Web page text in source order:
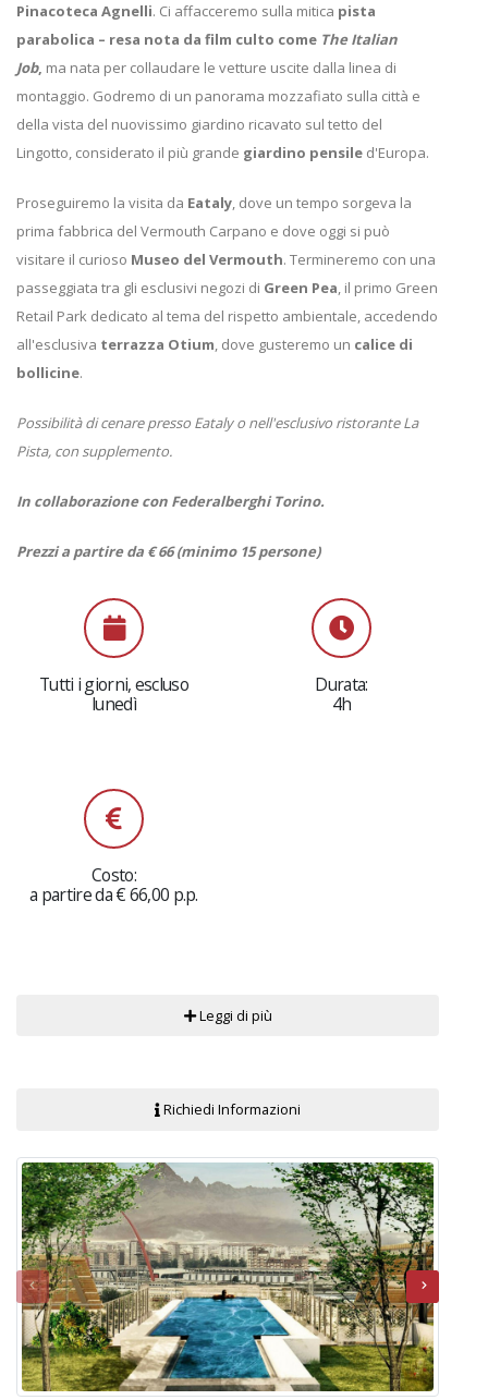
Pinacoteca Agnelli. Ci affacceremo sulla mitica pista
parabolica – resa nota da film culto come The Italian
Job, ma nata per collaudare le vetture uscite dalla linea di
montaggio. Godremo di un panorama mozzafiato sulla città e
della vista del nuovissimo giardino ricavato sul tetto del
Lingotto, considerato il più grande giardino pensile d'Europa.
Proseguiremo la visita da Eataly, dove un tempo sorgeva la
prima fabbrica del Vermouth Carpano e dove oggi si può
visitare il curioso Museo del Vermouth. Termineremo con una
passeggiata tra gli esclusivi negozi di Green Pea, il primo Green
Retail Park dedicato al tema del rispetto ambientale, accedendo
all'esclusiva terrazza Otium, dove gusteremo un calice di
bollicine.
Possibilità di cenare presso Eataly o nell'esclusivo ristorante La
Pista, con supplemento.
In collaborazione con Federalberghi Torino.
Prezzi a partire da € 66 (minimo 15 persone)
Tutti i giorni, escluso
lunedì
Durata:
4h
Costo:
a partire da € 66,00 p.p.
Leggi di più
Richiedi Informazioni